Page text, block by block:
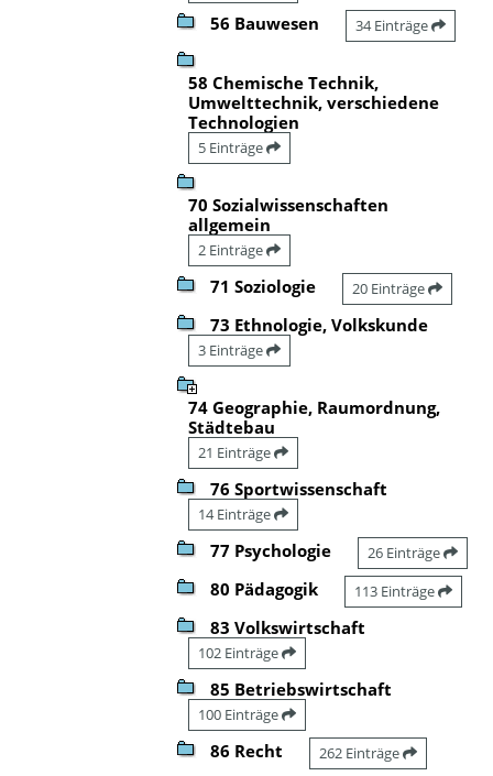
56 Bauwesen 34 Einträge
58 Chemische Technik,
Umwelttechnik, verschiedene
Technologien
5 Einträge
70 Sozialwissenschaften
allgemein
2 Einträge
71 Soziologie 20 Einträge
73 Ethnologie, Volkskunde
3 Einträge
74 Geographie, Raumordnung,
Städtebau
21 Einträge
76 Sportwissenschaft
14 Einträge
77 Psychologie 26 Einträge
80 Pädagogik 113 Einträge
83 Volkswirtschaft
102 Einträge
85 Betriebswirtschaft
100 Einträge
86 Recht 262 Einträge